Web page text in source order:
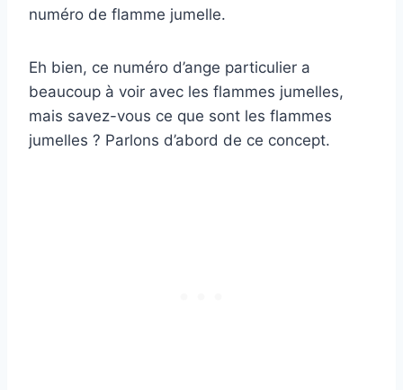
numéro de flamme jumelle.
Eh bien, ce numéro d’ange particulier a
beaucoup à voir avec les flammes jumelles,
mais savez-vous ce que sont les flammes
jumelles ? Parlons d’abord de ce concept.